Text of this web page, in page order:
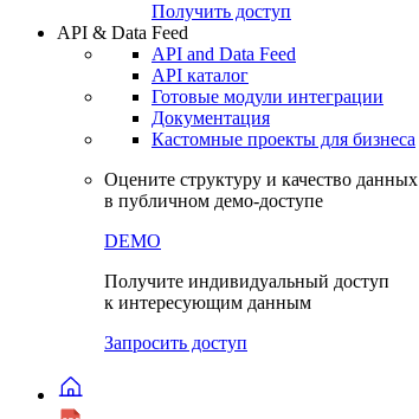
Получить доступ
API & Data Feed
API and Data Feed
API каталог
Готовые модули интеграции
Документация
Кастомные проекты для бизнеса
Оцените структуру и качество данных
в публичном демо-доступе
DEMO
Получите индивидуальный доступ
к интересующим данным
Запросить доступ